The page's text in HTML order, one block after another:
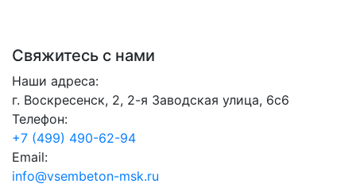
Свяжитесь с нами
Наши адреса:
г. Воскресенск, 2, 2-я Заводская улица, 6с6
Телефон:
+7 (499) 490-62-94
Email:
info@vsembeton-msk.ru